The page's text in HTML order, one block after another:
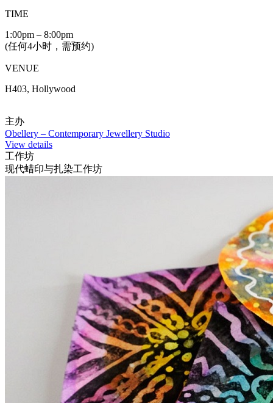
TIME
1:00pm – 8:00pm
(任何4小时，需预约)
VENUE
H403, Hollywood
主办
Obellery – Contemporary Jewellery Studio
View details
工作坊
现代蜡印与扎染工作坊